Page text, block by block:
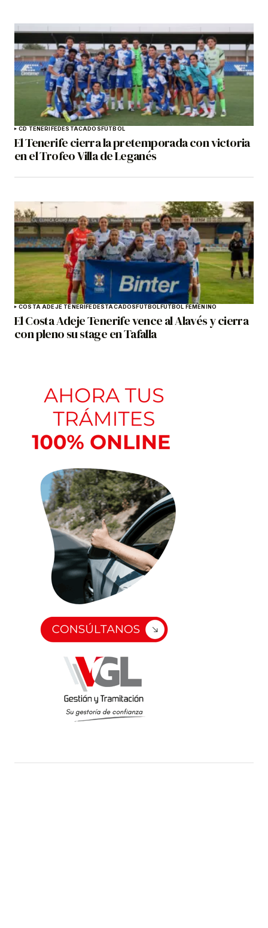
CD TENERIFEDESTACADOSFÚTBOL
El Tenerife cierra la pretemporada con victoria
en el Trofeo Villa de Leganés
COSTA ADEJE TENERIFEDESTACADOSFÚTBOLFÚTBOL FEMENINO
El Costa Adeje Tenerife vence al Alavés y cierra
con pleno su stage en Tafalla